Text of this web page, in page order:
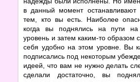
в данный момент останавливают
тем, кто вы есть. Наиболее
когда вы поднялись на пути
уровень и затем каким-то образом
себя удобно на этом уровне. Вы
подписались под некоторым
идеей, что вам не нужно делать
сделали достаточно, вы